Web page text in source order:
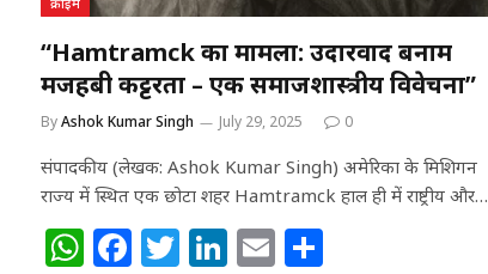
“Hamtramck का मामला: उदारवाद बनाम
मजहबी कट्टरता – एक समाजशास्त्रीय विवेचना”
ByAshok Kumar Singh July 29, 2025 0
संपादकीय (लेखक: Ashok Kumar Singh) अमेरिका के मिशिगन
राज्य में स्थित एक छोटा शहर Hamtramck हाल ही में राष्ट्रीय और…
W F T Li E